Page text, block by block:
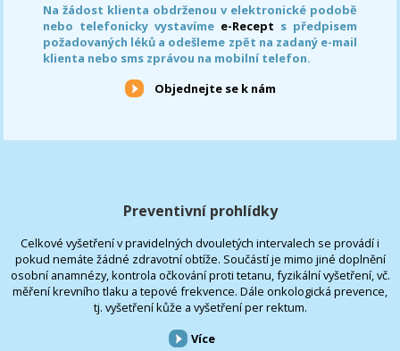
Na žádost klienta obdrženou v elektronické podobě
nebo telefonicky vystavíme e-Recept s předpisem
požadovaných léků a odešleme zpět na zadaný e-mail
klienta nebo sms zprávou na mobilní telefon.
Objednejte se k nám
Preventivní prohlídky
Celkové vyšetření v pravidelných dvouletých intervalech se provádí i
pokud nemáte žádné zdravotní obtíže. Součástí je mimo jiné doplnění
osobní anamnézy, kontrola očkování proti tetanu, fyzikální vyšetření, vč.
měření krevního tlaku a tepové frekvence. Dále onkologická prevence,
tj. vyšetření kůže a vyšetření per rektum.
Více